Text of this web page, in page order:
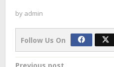
by admin
Follow Us On